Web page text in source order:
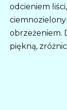
odcieniem
obrzeżeniem.
piękną,